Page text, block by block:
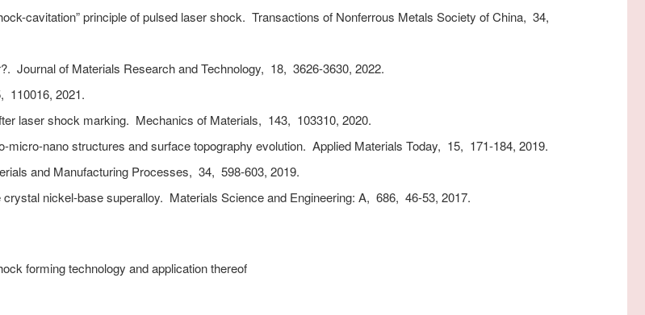
cavitation” principle of pulsed laser shock. Transactions of Nonferrous Metals Society of China, 34,
Journal of Materials Research and Technology, 18, 3626-3630, 2022.
110016, 2021.
laser shock marking. Mechanics of Materials, 143, 103310, 2020.
nano structures and surface topography evolution. Applied Materials Today, 15, 171-184, 2019.
and Manufacturing Processes, 34, 598-603, 2019.
nickel-base superalloy. Materials Science and Engineering: A, 686, 46-53, 2017.
forming technology and application thereof